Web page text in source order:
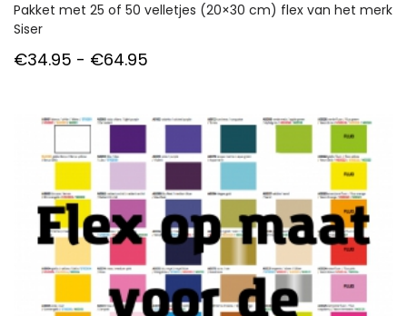
Pakket met 25 of 50 velletjes (20×30 cm) flex van het merk
Siser
€34.95 - €64.95